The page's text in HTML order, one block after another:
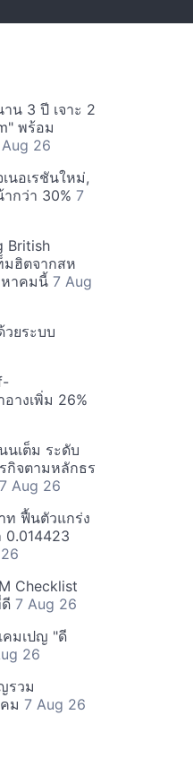
น 3 ปี เจาะ 2
พร้อม
26
นอเรชันใหม่,
กว่า 30% 7
British
มฮิตจากสห
หาคมนี้ 7 Aug
ยระบบ
างเพิ่ม 26%
นเต็ม ระดับ
กิจตามหลักธร
7 Aug 26
ท ฟื้นตัวแกร่ง
0.014423
Checklist
7 Aug 26
คมเปญ "ดี
26
รวม
ม 7 Aug 26